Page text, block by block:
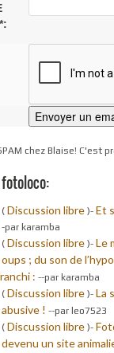
chez Blaise! C'est
( Discussion libre)- Et
-par karamba
( Discussion libre)- Le
oups ; du son de
: --par karamba
( Discussion libre)- La
abusive ! --par leo7523
( Discussion libre)-
devenu un site